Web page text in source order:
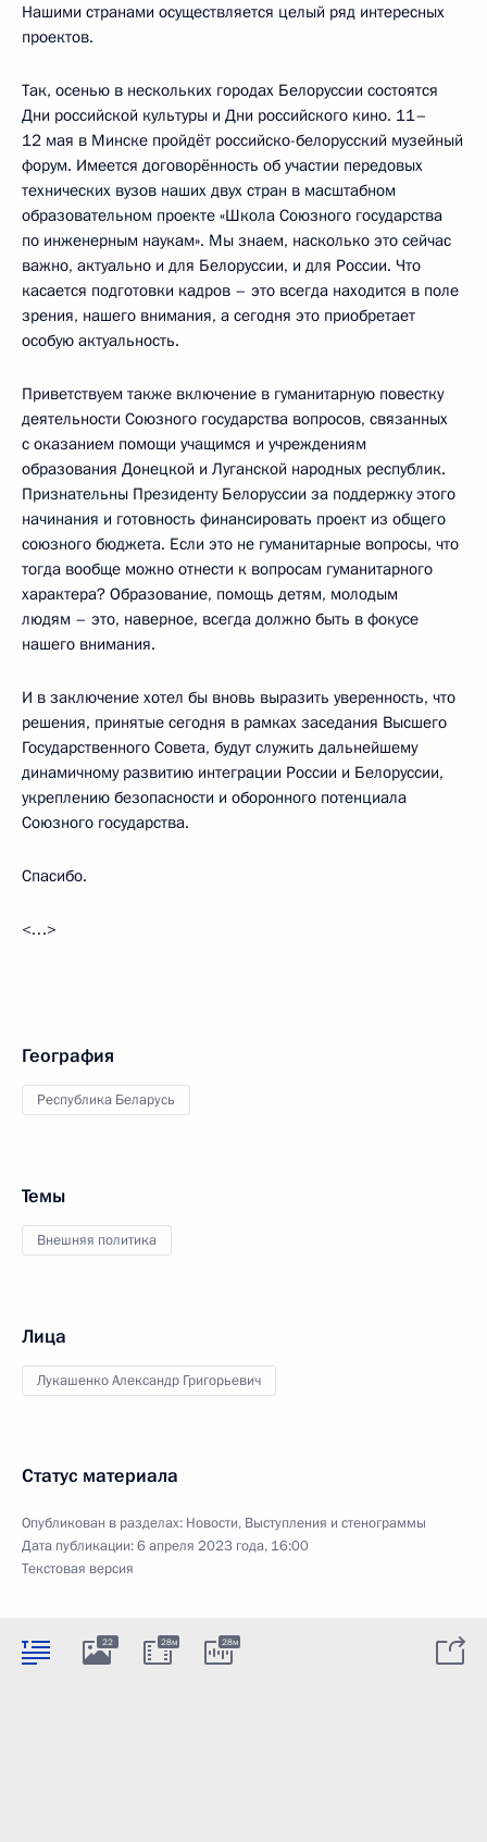
Нашими странами осуществляется целый ряд интересных
проектов.
Так, осенью в нескольких городах Белоруссии состоятся
Дни российской культуры и Дни российского кино. 11–
12 мая в Минске пройдёт российско-белорусский музейный
форум. Имеется договорённость об участии передовых
технических вузов наших двух стран в масштабном
образовательном проекте «Школа Союзного государства
по инженерным наукам». Мы знаем, насколько это сейчас
важно, актуально и для Белоруссии, и для России. Что
касается подготовки кадров – это всегда находится в поле
зрения, нашего внимания, а сегодня это приобретает
особую актуальность.
Приветствуем также включение в гуманитарную повестку
деятельности Союзного государства вопросов, связанных
с оказанием помощи учащимся и учреждениям
образования Донецкой и Луганской народных республик.
Признательны Президенту Белоруссии за поддержку этого
начинания и готовность финансировать проект из общего
союзного бюджета. Если это не гуманитарные вопросы, что
тогда вообще можно отнести к вопросам гуманитарного
характера? Образование, помощь детям, молодым
людям – это, наверное, всегда должно быть в фокусе
нашего внимания.
И в заключение хотел бы вновь выразить уверенность, что
решения, принятые сегодня в рамках заседания Высшего
Государственного Совета, будут служить дальнейшему
динамичному развитию интеграции России и Белоруссии,
укреплению безопасности и оборонного потенциала
Союзного государства.
Спасибо.
<…>
География
Республика Беларусь
Темы
Внешняя политика
Лица
Лукашенко Александр Григорьевич
Статус материала
Опубликован в разделах: Новости, Выступления и стенограммы
Дата публикации:6 апреля 2023 года, 16:00
Текстовая версия
22 28м 28м